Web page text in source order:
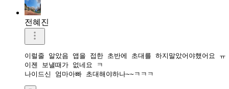
전혜진
이럴줄 알았음 앱을 접한 초반에 초대를 하지말았어야했어요 ㅠ
이젠 보낼때가 없네요 ㅋ
나이드신 엄마아빠 초대해야하나~~ㅋㅋㅋ